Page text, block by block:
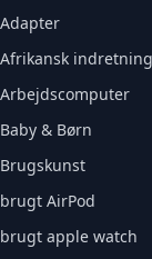
Adapter
Afrikansk indretning
Arbejdscomputer
Baby & Børn
Brugskunst
brugt AirPod
brugt apple watch